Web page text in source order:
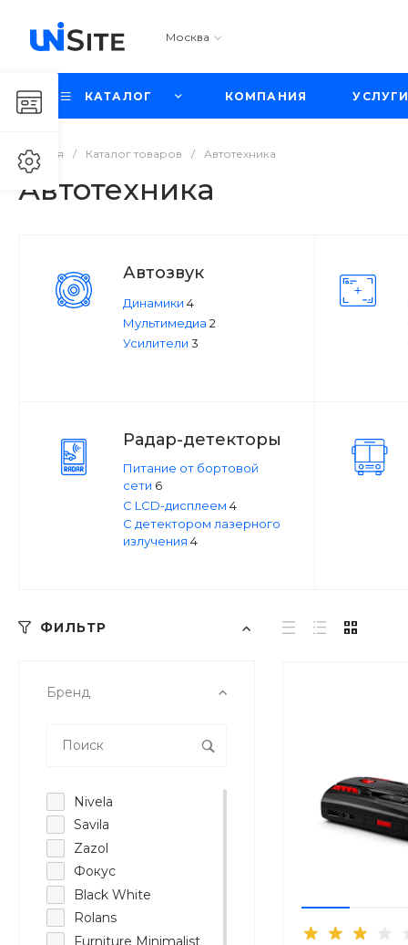
Москва
КАТАЛОГ КОМПАНИЯ УСЛУГИ
Главная / Каталог товаров / Автотехника
Автотехника
Автозвук
Динамики 4
Мультимедиа 2
Усилители 3
Радар-детекторы
Питание от бортовой
сети 6
С LCD-дисплеем 4
С детектором лазерного
излучения 4
ФИЛЬТР
Бренд
Nivela
Savila
Zazol
Фокус
Black White
Rolans
Furniture Minimalist